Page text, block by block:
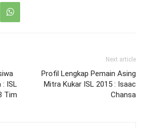
ISL
Tim
Next article
Profil Lengkap Pemain Asing
Mitra Kukar ISL 2015 : Isaac
Chansa